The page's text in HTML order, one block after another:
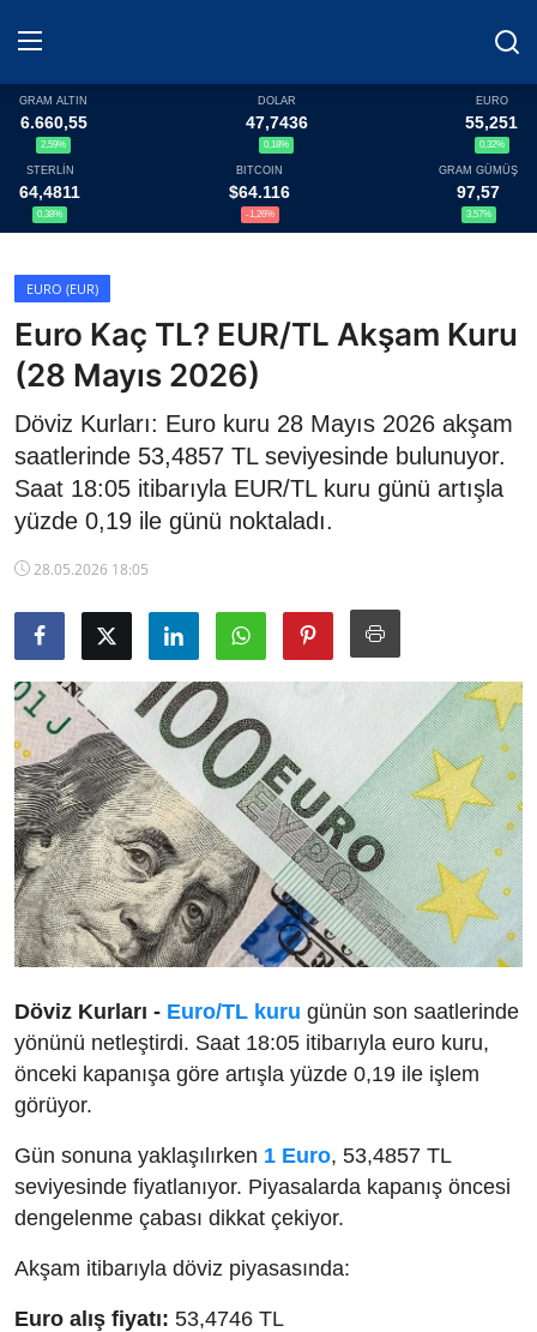
Haberler
Döviz
Altın Fiyatları
Döviz Kurları
Fonlar
Kripto Paralar
Çeviriciler
TCMB Kurları
Emtia Fiyatları
Kapalı Çarşı
Şirket Haberleri
GRAM ALTIN
6.660,55
2,59%
DOLAR
47,7436
0,18%
EURO
55,251
0,32%
STERLİN
64,4811
0,38%
BITCOIN
$64.116
-1,26%
GRAM GÜMÜŞ
97,57
3,57%
EURO (EUR)
Euro Kaç TL? EUR/TL Akşam Kuru
(28 Mayıs 2026)
Döviz Kurları: Euro kuru 28 Mayıs 2026 akşam
saatlerinde 53,4857 TL seviyesinde bulunuyor.
Saat 18:05 itibarıyla EUR/TL kuru günü artışla
yüzde 0,19 ile günü noktaladı.
28.05.2026 18:05
Döviz Kurları - Euro/TL kuru günün son saatlerinde
yönünü netleştirdi. Saat 18:05 itibarıyla euro kuru,
önceki kapanışa göre artışla yüzde 0,19 ile işlem
görüyor.
Gün sonuna yaklaşılırken 1 Euro, 53,4857 TL
seviyesinde fiyatlanıyor. Piyasalarda kapanış öncesi
dengelenme çabası dikkat çekiyor.
Akşam itibarıyla döviz piyasasında:
Euro alış fiyatı: 53,4746 TL